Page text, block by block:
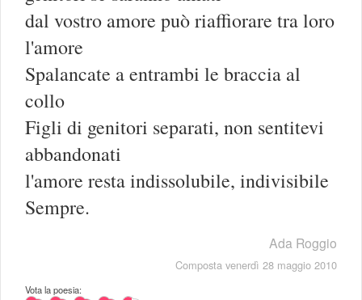
dal vostro amore può riaffiorare tra loro
l'amore
Spalancate a entrambi le braccia al
collo
Figli di genitori separati, non sentitevi
abbandonati
l'amore resta indissolubile, indivisibile
Sempre.
Ada Roggio
Composta venerdì 28 maggio 2010
Vota la poesia: